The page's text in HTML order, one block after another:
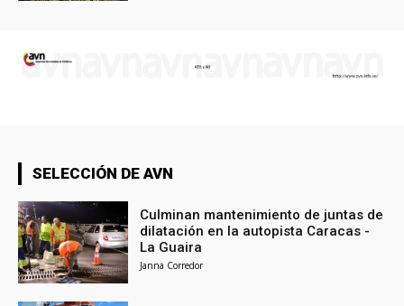
SELECCIÓN DE AVN
Culminan mantenimiento de juntas de
dilatación en la autopista Caracas -
La Guaira
Janna Corredor